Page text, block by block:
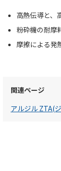
高熱伝導と、
粉砕機の耐摩
摩擦による発
関連ページ
アルジル ZTA(